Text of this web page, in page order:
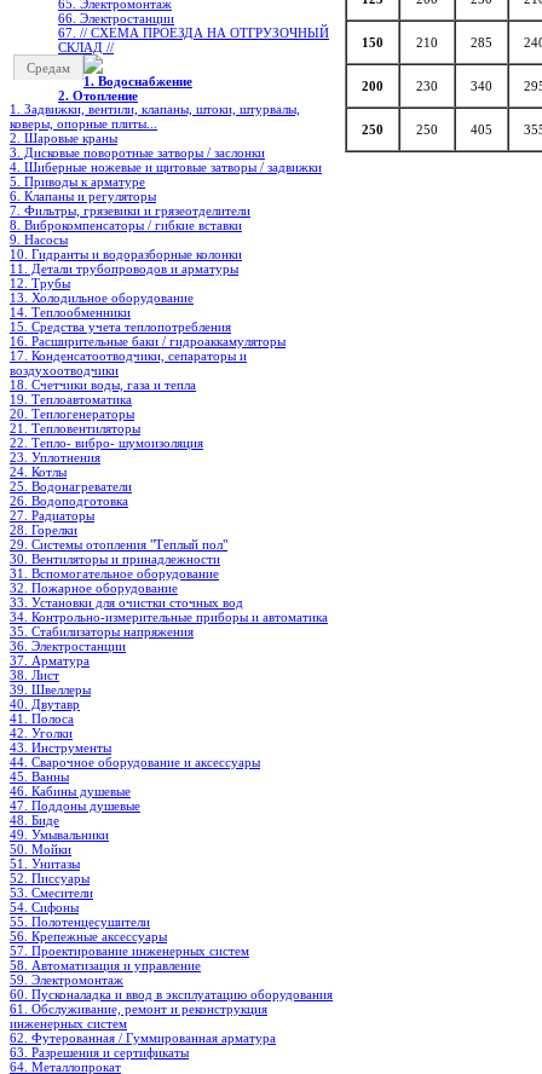
65. Электромонтаж
66. Электростанции
67. // СХЕМА ПРОЕЗДА НА ОТГРУЗОЧНЫЙ
СКЛАД //
Средам
1. Водоснабжение
2. Отопление
1. Задвижки, вентили, клапаны, штоки, штурвалы,
коверы, опорные плиты...
2. Шаровые краны
3. Дисковые поворотные затворы / заслонки
4. Шиберные ножевые и щитовые затворы / задвижки
5. Приводы к арматуре
6. Клапаны и регуляторы
7. Фильтры, грязевики и грязеотделители
8. Виброкомпенсаторы / гибкие вставки
9. Насосы
10. Гидранты и водоразборные колонки
11. Детали трубопроводов и арматуры
12. Трубы
13. Холодильное oборудование
14. Теплообменники
15. Средства учета теплопотребления
16. Расширительные баки / гидроаккамуляторы
17. Конденсатоотводчики, сепараторы и
воздухоотводчики
18. Счетчики воды, газа и тепла
19. Теплоавтоматика
20. Теплогенераторы
21. Тепловентиляторы
22. Тепло- вибро- шумоизоляция
23. Уплотнения
24. Котлы
25. Водонагреватели
26. Водоподготовка
27. Радиаторы
28. Горелки
29. Системы отопления "Теплый пол"
30. Вентиляторы и принадлежности
31. Вспомогательное оборудование
32. Пожарное оборудование
33. Установки для очистки сточных вод
34. Контрольно-измерительные приборы и автоматика
35. Стабилизаторы напряжения
36. Электростанции
37. Арматура
38. Лист
39. Швеллеры
40. Двутавр
41. Полоса
42. Уголки
43. Инструменты
44. Сварочное оборудование и аксессуары
45. Ванны
46. Кабины душевые
47. Поддоны душевые
48. Биде
49. Умывальники
50. Мойки
51. Унитазы
52. Писсуары
53. Смесители
54. Сифоны
55. Полотенцесушители
56. Крепежные аксессуары
57. Проектирование инженерных систем
58. Автоматизация и управление
59. Электромонтаж
60. Пусконаладка и ввод в эксплуатацию оборудования
61. Обслуживание, ремонт и реконструкция
инженерных систем
62. Футерованная / Гуммированная арматура
63. Разрешения и сертификаты
64. Металлопрокат
150 210 285
200 230 340
250 250 405